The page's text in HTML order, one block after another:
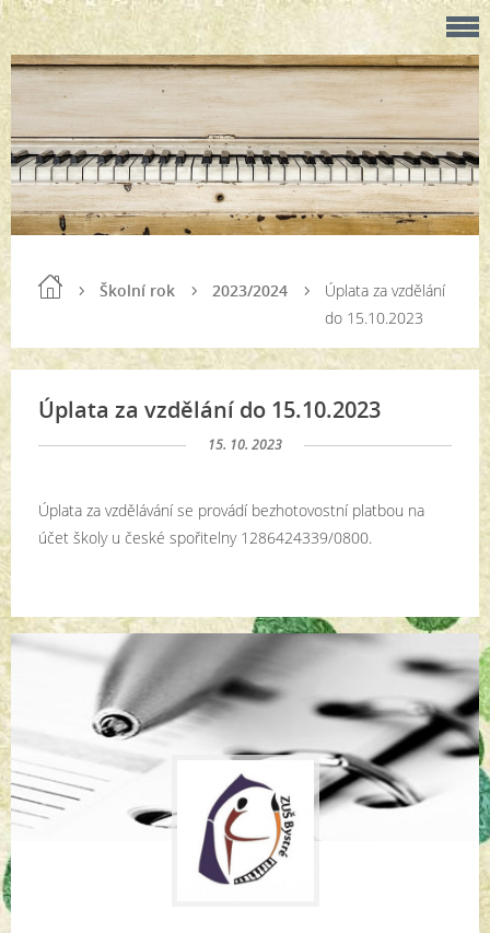
Školní rok 2023/2024
Úplata za vzdělání
do 15.10.2023
Úplata za vzdělání do 15.10.2023
15. 10. 2023
Úplata za vzdělávání se provádí bezhotovostní platbou na
účet školy u české spořitelny 1286424339/0800.